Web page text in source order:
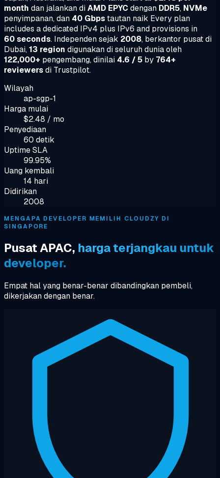
month dan jalankan diAMD EPYCdengan DDR5, NVMe
penyimpanan, dan 40 Gbpstautan naik Every plan
includes a dedicated IPv4 plus IPv6 and provisions in
60 seconds. Independen sejak 2008, berkantor pusat di
Dubai,13 region digunakan di seluruh dunia oleh
122,000+ pengembang, dinilai 4.6 / 5 by 764+
reviewersdi Trustpilot.
Wilayah
ap-sgp-1
Harga mulai
$2.48 / mo
Penyediaan
60 detik
Uptime SLA
99.95%
Uang kembali
14 hari
Didirikan
2008
MENGAPA DEVELOPER MEMILIH CLOUDZY DI
SINGAPORE
Pusat APAC, harga terjangkau untuk
developer.
Empat hal yang benar-benar dibandingkan pembeli,
dikerjakan dengan benar.